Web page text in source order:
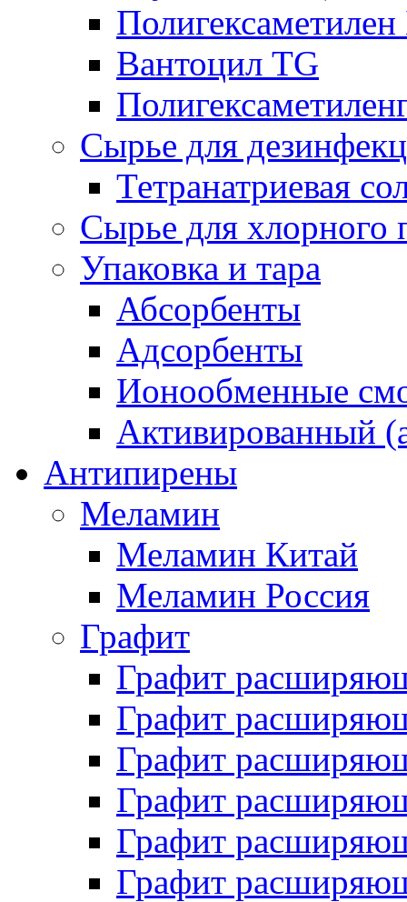
Вантоцил TG
Сырье для
Тетранатриевая
Сырье для хлорного
Упаковка и тара
Абсорбенты
Адсорбенты
Ионообменные
Активированный
Антипирены
Меламин
Меламин Китай
Меламин Россия
Графит
Графит
Графит
Графит
Графит
Графит
Графит